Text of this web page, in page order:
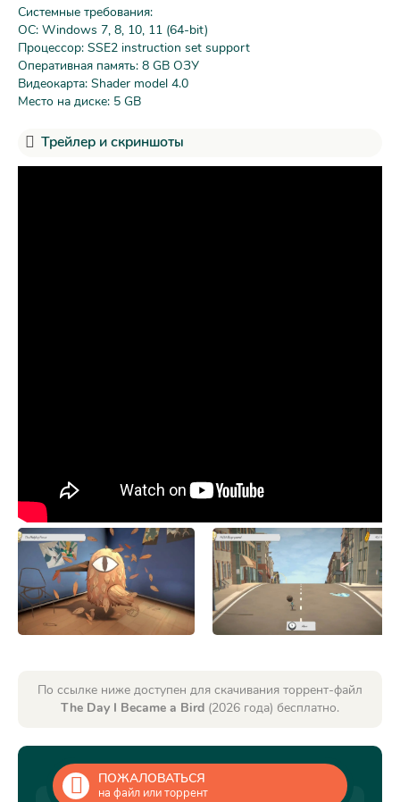
Системные требования:
ОС: Windows 7, 8, 10, 11 (64-bit)
Процессор: SSE2 instruction set support
Оперативная память: 8 GB ОЗУ
Видеокарта: Shader model 4.0
Место на диске: 5 GB
Трейлер и скриншоты
По ссылке ниже доступен для скачивания торрент-файл
The Day I Became a Bird (2026 года) бесплатно.
ПОЖАЛОВАТЬСЯ
на файл или торрент